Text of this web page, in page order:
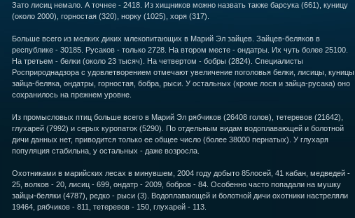
Зато лисиц немало. А точнее - 2418. Из хищников можно назвать также барсука (661), куницу
(около 2000), горностая (320), норку (1025), хоря (317).
Больше всего из мелких диких млекопитающих в Марий Эл зайцев. Зайцев-беляков в
республике - 30185. Русаков - только 2728. На втором месте - ондатры. Их чуть более 25100.
На третьем - белки (около 23 тысяч). На четвертом - бобры (2824). Специалисты
Росприроднадзора с удовлетворением отмечают увеличение поголовья белки, лисицы, куницы,
зайца-беляка, ондатры, горностая, бобра, рыси. У остальных (кроме лося и зайца-русака) оно
сохранилось на прежнем уровне.
Из промысловых птиц больше всего в Марий Эл рябчиков (26408 голов), тетеревов (21642),
глухарей (7992) и серых куропаток (5290). По отдельным видам водоплавающей и болотной
дичи данных нет, приводится только ее общее число (более 38000 пернатых). У глухаря
популяция стабильна, у остальных - даже возросла.
Охотниками в марийских лесах в минувшем, 2004 году добыто 85лосей, 41 кабан, медведей -
25, волков - 20, лисиц - 699, ондатр - 2009, бобров - 84. Особенно часто попадали на мушку
зайцы-беляки (4787), редко - рыси (3). Водоплавающей и болотной дичи охотники настреляли
19464, рябчиков - 811, тетеревов - 150, глухарей - 113.